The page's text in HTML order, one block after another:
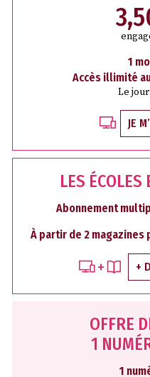
1
Accès illimité
Le
JE
LES ÉCOLES
Abonnement
À partir de 2 magazines
+
OFFRE
1
1